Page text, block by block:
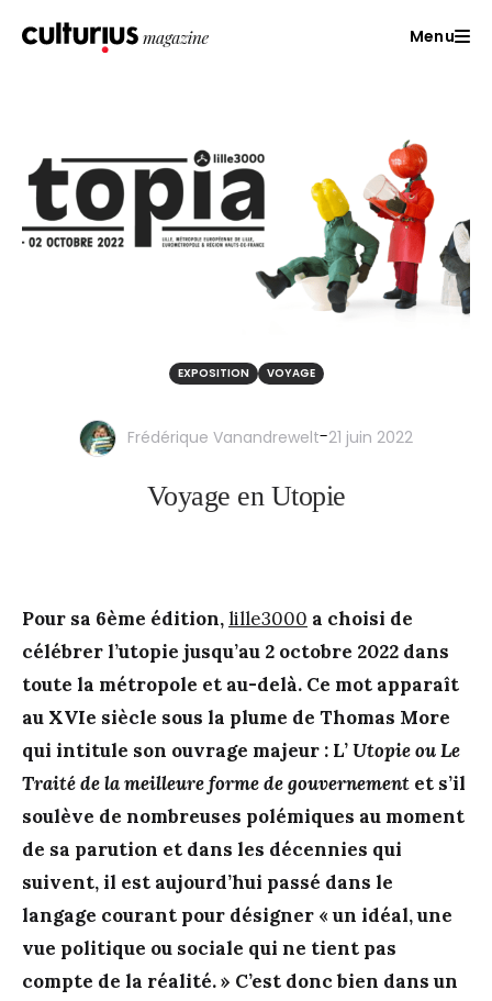
Menu
EXPOSITION VOYAGE
Frédérique Vanandrewelt-21 juin 2022
Voyage en Utopie
Pour sa 6ème édition,lille3000 a choisi de
célébrer l’utopie jusqu’au 2 octobre 2022 dans
toute la métropole et au-delà. Ce mot apparaît
au XVIe siècle sous la plume de Thomas More
qui intitule son ouvrage majeur : L’Utopie ou Le
Traité de la meilleure forme de gouvernement et s’il
soulève de nombreuses polémiques au moment
de sa parution et dans les décennies qui
suivent, il est aujourd’hui passé dans le
langage courant pour désigner « un idéal, une
vue politique ou sociale qui ne tient pas
compte de la réalité. » C’est donc bien dans un